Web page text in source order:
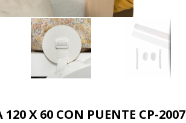
X 60 CON PUENTE CP-2007